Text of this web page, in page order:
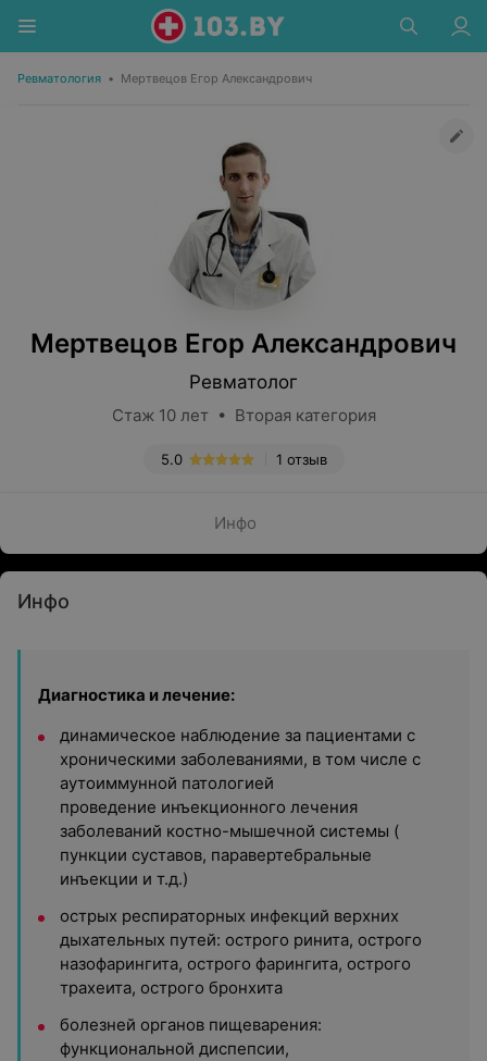
Ревматология • Мертвецов Егор Александрович
Мертвецов Егор Александрович
Ревматолог
Стаж 10 лет • Вторая категория
1 отзыв
5.0
Инфо
Инфо
Диагностика и лечение:
динамическое наблюдение за пациентами с
хроническими заболеваниями, в том числе с
аутоиммунной патологией
проведение инъекционного лечения
заболеваний костно-мышечной системы (
пункции суставов, паравертебральные
инъекции и т.д.)
острых респираторных инфекций верхних
дыхательных путей: острого ринита, острого
назофарингита, острого фарингита, острого
трахеита, острого бронхита
болезней органов пищеварения:
функциональной диспепсии,